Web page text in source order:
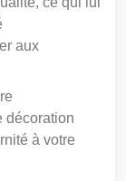
aux
décoration
à votre